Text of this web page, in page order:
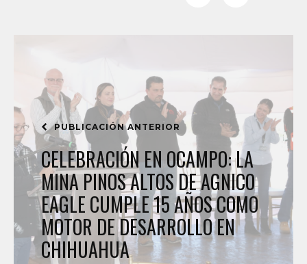
PUBLICACIÓN ANTERIOR
CELEBRACIÓN EN OCAMPO: LA
MINA PINOS ALTOS DE AGNICO
EAGLE CUMPLE 15 AÑOS COMO
MOTOR DE DESARROLLO EN
CHIHUAHUA